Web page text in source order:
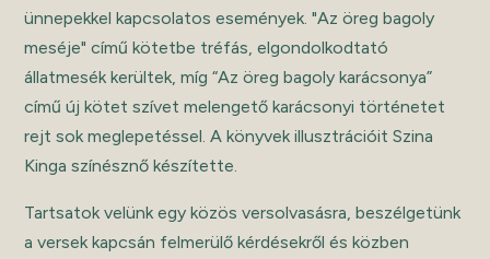
ünnepekkel kapcsolatos események. "Az öreg bagoly
meséje" című kötetbe tréfás, elgondolkodtató
állatmesék kerültek, míg “Az öreg bagoly karácsonya”
című új kötet szívet melengető karácsonyi történetet
rejt sok meglepetéssel. A könyvek illusztrációit Szina
Kinga színésznő készítette.
Tartsatok velünk egy közös versolvasásra, beszélgetünk
a versek kapcsán felmerülő kérdésekről és közben